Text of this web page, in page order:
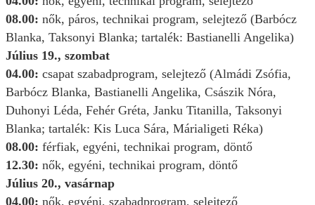
08.00: nők, páros, technikai program, selejtező (Barbócz
Blanka, Taksonyi Blanka; tartalék: Bastianelli Angelika)
Július 19., szombat
04.00: csapat szabadprogram, selejtező (Almádi Zsófia,
Barbócz Blanka, Bastianelli Angelika, Császik Nóra,
Duhonyi Léda, Fehér Gréta, Janku Titanilla, Taksonyi
Blanka; tartalék: Kis Luca Sára, Márialigeti Réka)
08.00: férfiak, egyéni, technikai program, döntő
12.30: nők, egyéni, technikai program, döntő
Július 20., vasárnap
04.00: nők, egyéni, szabadprogram, selejtező